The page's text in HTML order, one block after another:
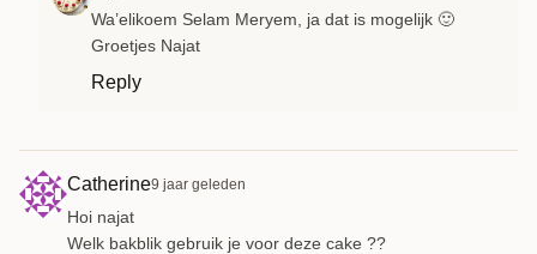
Wa’elikoem Selam Meryem, ja dat is mogelijk 🙂
Groetjes Najat
Reply
Catherine9 jaar geleden
Hoi najat
Welk bakblik gebruik je voor deze cake ??